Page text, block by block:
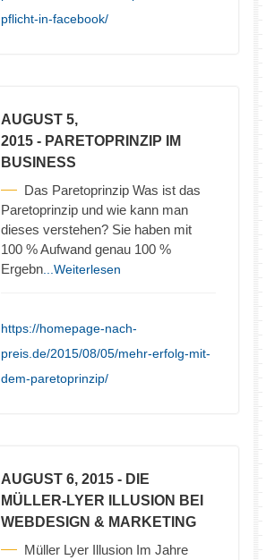
pflicht-in-facebook/
AUGUST 5,
2015 - PARETOPRINZIP IM
BUSINESS
Das Paretoprinzip Was ist das
Paretoprinzip und wie kann man
dieses verstehen? Sie haben mit
100 % Aufwand genau 100 %
Ergebn ...Weiterlesen
https://homepage-nach-
preis.de/2015/08/05/mehr-erfolg-mit-
dem-paretoprinzip/
AUGUST 6, 2015 - DIE
MÜLLER-LYER ILLUSION BEI
WEBDESIGN & MARKETING
Müller Lyer Illusion Im Jahre